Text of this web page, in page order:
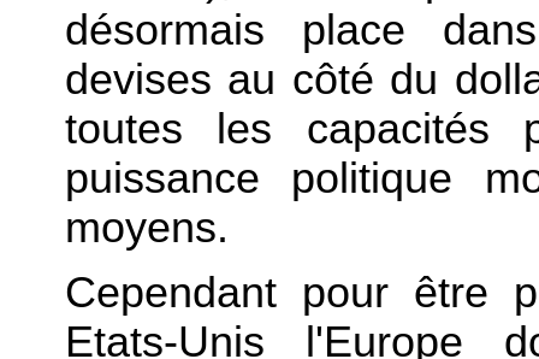
désormais place
devises au côté du
toutes les capacités
puissance politique
moyens.
Cependant pour être
Etats-Unis l'Europe